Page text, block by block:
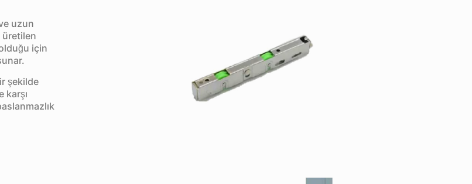
uzun
üretilen
için
şekilde
karşı